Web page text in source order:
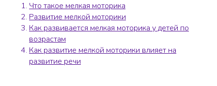
Что такое мелкая моторика
Развитие мелкой моторики
Как развивается мелкая моторика у детей по
возрастам
Как развитие мелкой моторики влияет на
развитие речи